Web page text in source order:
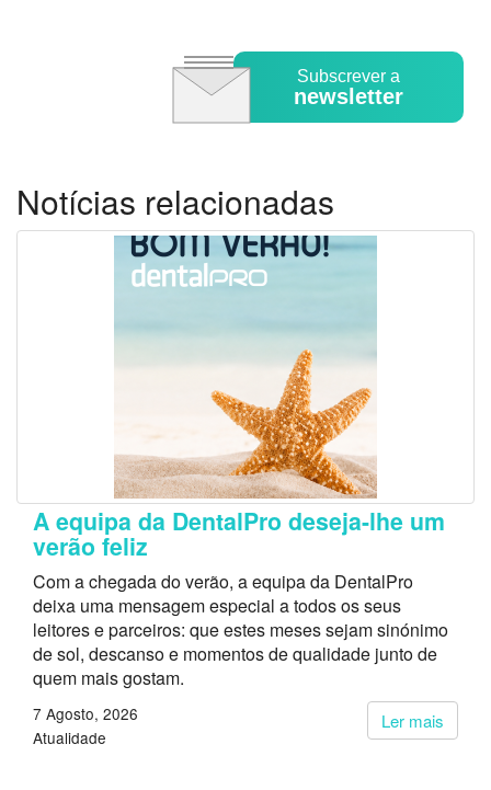
Subscrever a
newsletter
Notícias relacionadas
A equipa da DentalPro deseja-lhe um
verão feliz
Com a chegada do verão, a equipa da DentalPro
deixa uma mensagem especial a todos os seus
leitores e parceiros: que estes meses sejam sinónimo
de sol, descanso e momentos de qualidade junto de
quem mais gostam.
Ler mais
7 Agosto, 2026
Atualidade